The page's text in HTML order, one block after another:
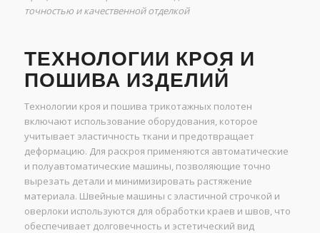
точностью и качественной отделкой
ТЕХНОЛОГИИ КРОЯ И
ПОШИВА ИЗДЕЛИЙ
Технологии кроя и пошива трикотажных полотен
включают использование оборудования, которое
учитывает эластичность ткани и предотвращает
деформацию. Для раскроя применяются автоматические
и полуавтоматические машины, позволяющие точно
вырезать детали и минимизировать растяжение
материала. Швейные машины с эластичной строчкой и
оверлоки используются для обработки краев и швов, что
обеспечивает долговечность и эстетический вид